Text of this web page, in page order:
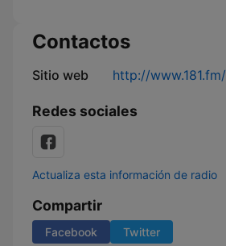
Contactos
Sitio web http://www.181.fm/
Redes sociales
Actualiza esta información de radio
Compartir
Facebook Twitter